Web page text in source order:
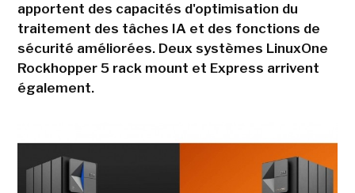
apportent des capacités d'optimisation du
traitement des tâches IA et des fonctions de
sécurité améliorées. Deux systèmes LinuxOne
Rockhopper 5 rack mount et Express arrivent
également.